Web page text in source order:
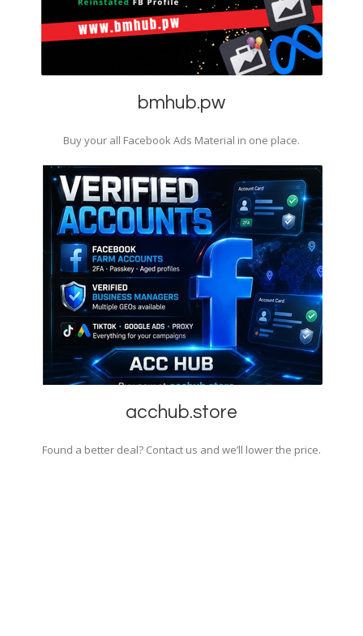
bmhub.pw
Buy your all Facebook Ads Material in one place.
acchub.store
Found a better deal? Contact us and we’ll lower the price.